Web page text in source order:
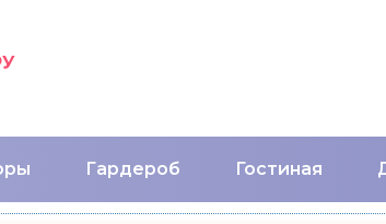
Гардероб Гостиная